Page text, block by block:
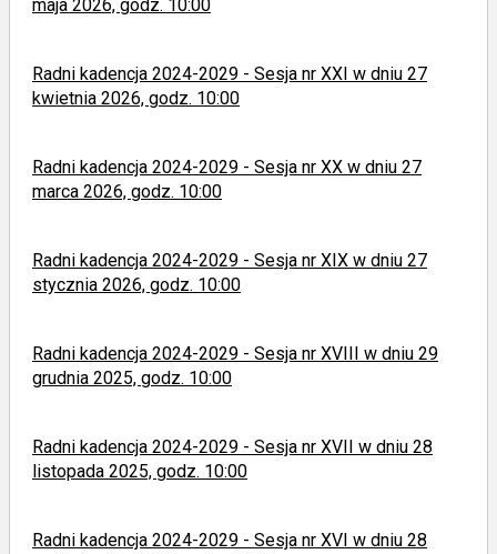
maja 2026, godz. 10:00
Radni kadencja 2024-2029 - Sesja nr XXI w dniu 27
kwietnia 2026, godz. 10:00
Radni kadencja 2024-2029 - Sesja nr XX w dniu 27
marca 2026, godz. 10:00
Radni kadencja 2024-2029 - Sesja nr XIX w dniu 27
stycznia 2026, godz. 10:00
Radni kadencja 2024-2029 - Sesja nr XVIII w dniu 29
grudnia 2025, godz. 10:00
Radni kadencja 2024-2029 - Sesja nr XVII w dniu 28
listopada 2025, godz. 10:00
Radni kadencja 2024-2029 - Sesja nr XVI w dniu 28